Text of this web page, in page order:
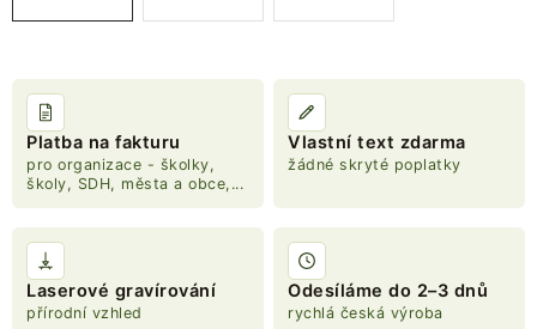
Platba na fakturu
pro organizace - školky,
školy, SDH, města a obce,...
Vlastní text zdarma
žádné skryté poplatky
Laserové gravírování
přírodní vzhled
Odesíláme do 2–3 dnů
rychlá česká výroba